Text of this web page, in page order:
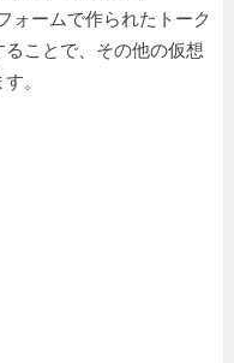
ォームで作られたトーク
ことで、その他の仮想
。